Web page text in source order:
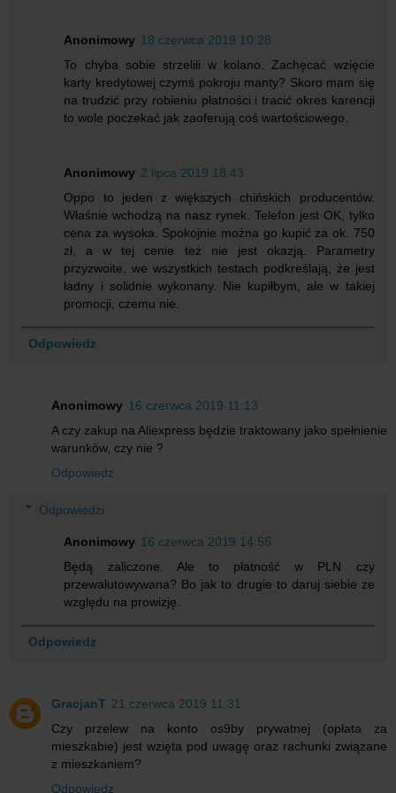
Anonimowy 18 czerwca 2019 10:28
To chyba sobie strzelili w kolano. Zachęcać wzięcie
karty kredytowej czymś pokroju manty? Skoro mam się
na trudzić przy robieniu płatności i tracić okres karencji
to wole poczekać jak zaoferują coś wartościowego.
Anonimowy 2 lipca 2019 18:43
Oppo to jeden z większych chińskich producentów.
Właśnie wchodzą na nasz rynek. Telefon jest OK, tylko
cena za wysoka. Spokojnie można go kupić za ok. 750
zł, a w tej cenie też nie jest okazją. Parametry
przyzwoite, we wszystkich testach podkreślają, że jest
ładny i solidnie wykonany. Nie kupiłbym, ale w takiej
promocji, czemu nie.
Odpowiedz
Anonimowy 16 czerwca 2019 11:13
A czy zakup na Aliexpress będzie traktowany jako spełnienie
warunków, czy nie ?
Odpowiedz
Odpowiedzi
Anonimowy 16 czerwca 2019 14:55
Będą zaliczone. Ale to płatność w PLN czy
przewalutowywana? Bo jak to drugie to daruj siebie ze
względu na prowizję.
Odpowiedz
GracjanT 21 czerwca 2019 11:31
Czy przelew na konto os9by prywatnej (opłata za
mieszkabie) jest wzięta pod uwagę oraz rachunki związane
z mieszkaniem?
Odpowiedz